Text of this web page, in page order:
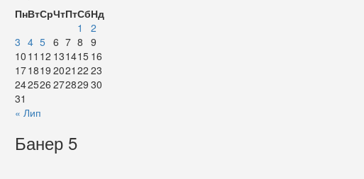
ПнВтСрЧтПтСбНд
1
2
3 4 5 6 7 8 9
10 11 12 131415 16
171819 2021 22 23
242526 272829 30
31
« Лип
Банер 5